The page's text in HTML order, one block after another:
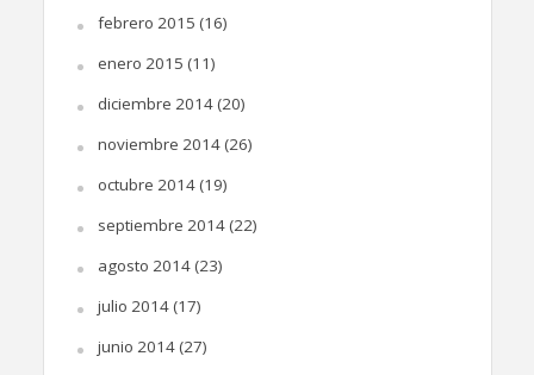
febrero 2015 (16)
enero 2015 (11)
diciembre 2014(20)
noviembre 2014(26)
octubre 2014(19)
septiembre 2014(22)
agosto 2014(23)
julio 2014(17)
junio 2014(27)